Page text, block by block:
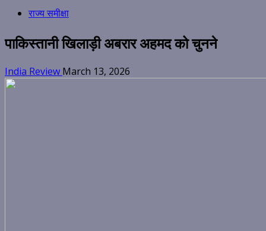
राज्य समीक्षा
पाकिस्तानी खिलाड़ी अबरार अहमद को चुनने
India Review March 13, 2026